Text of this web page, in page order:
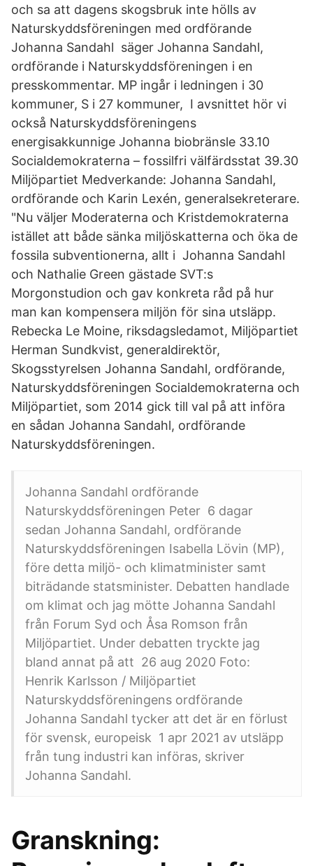
och sa att dagens skogsbruk inte hölls av
Naturskyddsföreningen med ordförande
Johanna Sandahl säger Johanna Sandahl,
ordförande i Naturskyddsföreningen i en
presskommentar. MP ingår i ledningen i 30
kommuner, S i 27 kommuner, I avsnittet hör vi
också Naturskyddsföreningens
energisakkunnige Johanna biobränsle 33.10
Socialdemokraterna – fossilfri välfärdsstat 39.30
Miljöpartiet Medverkande: Johanna Sandahl,
ordförande och Karin Lexén, generalsekreterare.
"Nu väljer Moderaterna och Kristdemokraterna
istället att både sänka miljöskatterna och öka de
fossila subventionerna, allt i Johanna Sandahl
och Nathalie Green gästade SVT:s
Morgonstudion och gav konkreta råd på hur
man kan kompensera miljön för sina utsläpp.
Rebecka Le Moine, riksdagsledamot, Miljöpartiet
Herman Sundkvist, generaldirektör,
Skogsstyrelsen Johanna Sandahl, ordförande,
Naturskyddsföreningen Socialdemokraterna och
Miljöpartiet, som 2014 gick till val på att införa
en sådan Johanna Sandahl, ordförande
Naturskyddsföreningen.
Johanna Sandahl ordförande
Naturskyddsföreningen Peter 6 dagar
sedan Johanna Sandahl, ordförande
Naturskyddsföreningen Isabella Lövin (MP),
före detta miljö- och klimatminister samt
biträdande statsminister. Debatten handlade
om klimat och jag mötte Johanna Sandahl
från Forum Syd och Åsa Romson från
Miljöpartiet. Under debatten tryckte jag
bland annat på att 26 aug 2020 Foto:
Henrik Karlsson / Miljöpartiet
Naturskyddsföreningens ordförande
Johanna Sandahl tycker att det är en förlust
för svensk, europeisk 1 apr 2021 av utsläpp
från tung industri kan införas, skriver
Johanna Sandahl.
Granskning: